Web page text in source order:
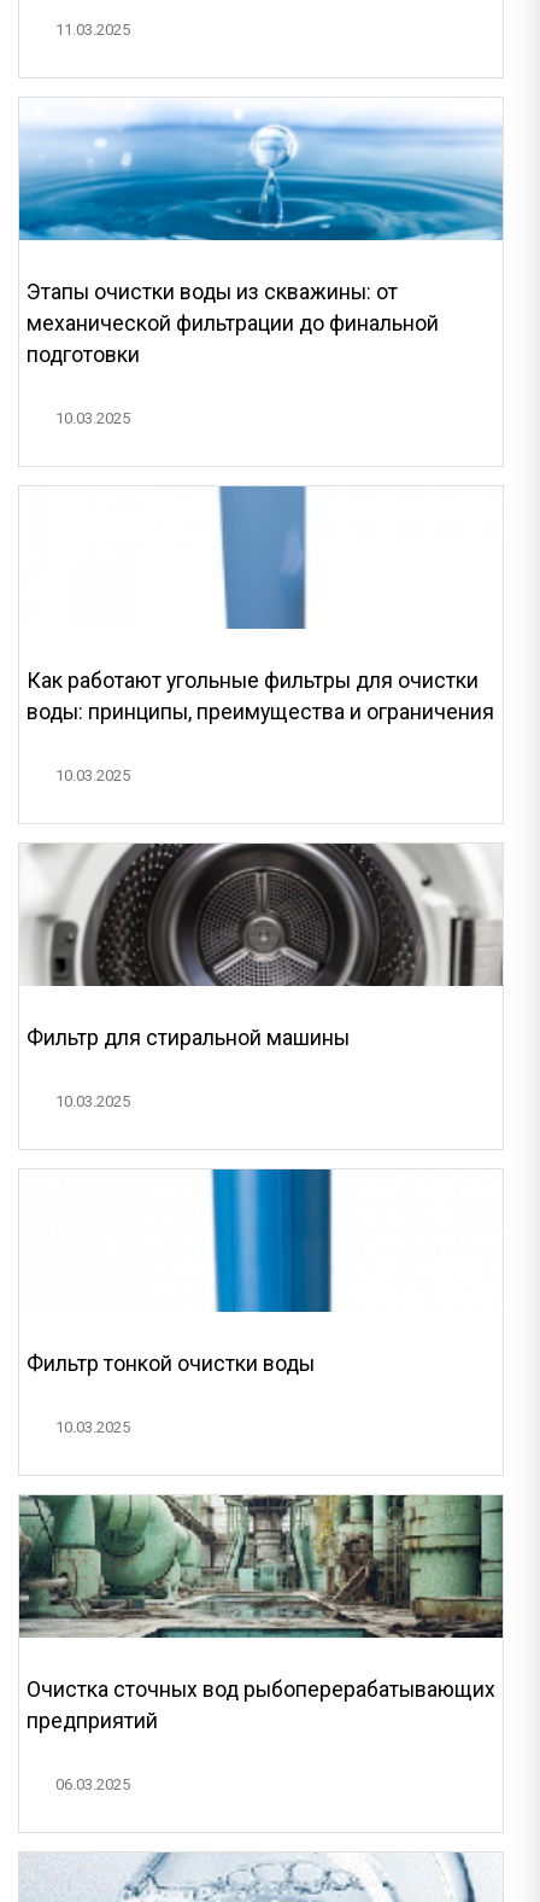
11.03.2025
Этапы очистки воды из скважины: от
механической фильтрации до финальной
подготовки
10.03.2025
Как работают угольные фильтры для очистки
воды: принципы, преимущества и ограничения
10.03.2025
Фильтр для стиральной машины
10.03.2025
Фильтр тонкой очистки воды
10.03.2025
Очистка сточных вод рыбоперерабатывающих
предприятий
06.03.2025